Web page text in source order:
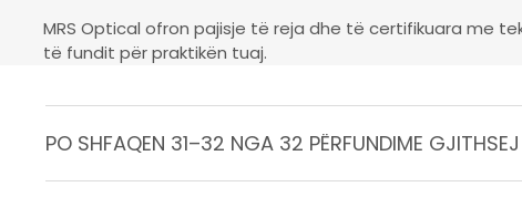
MRS Optical ofron pajisje të reja dhe të certifikuara me
të fundit për praktikën tuaj.
PO SHFAQEN 31–32 NGA 32 PËRFUNDIME GJITHSEJ